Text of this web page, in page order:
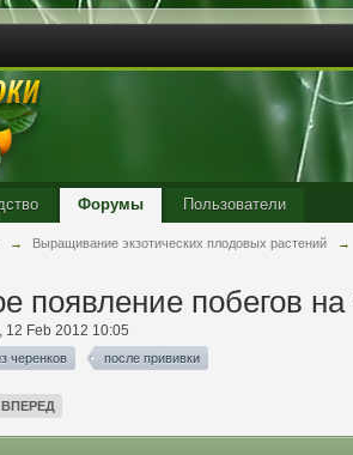
Форумы Пользователи
→ Выращивание экзотических плодовых растений →
появление побегов
, 12 Feb 2012 10:05
черенков после прививки
ВПЕРЕД